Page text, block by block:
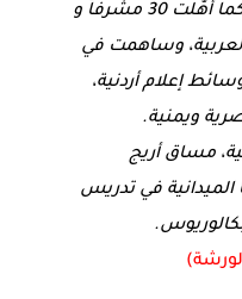
البحرين، اليمن، مصر، تونس”، كما أهّلت 30 مشرفاً و
العربية، وساهمت في
إعلام أردنية،
ويمنية.
مساق أريج
الميدانية في تدريس